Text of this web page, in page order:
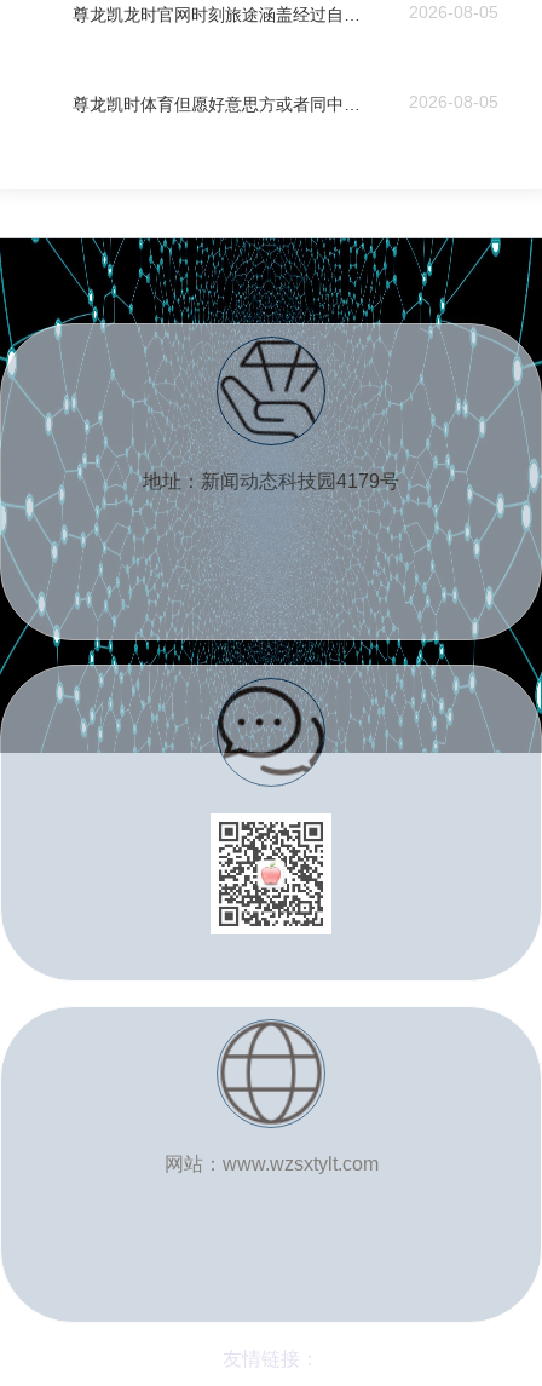
2026-08-05
2026-08-05
地址：新闻动态科技园4179号
网站：www.wzsxtylt.com
友情链接：